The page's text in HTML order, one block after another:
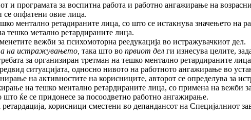
и програмата за воспитна работа и работно ангажирање на
се опфатени овие лица.
ментално ретадираните лица, со што се истакнува значењето на
тешко метално ретардираните лица.
вежби за психомоторна реедукација во истражувачкиот дел.
на истражувањето, така што во првиот дел ги изнесува целите,
за организиран третман на тешко ментално ретардираните
ситуацијата, односно нивото на работното ангажирање во
на активностите на корисниците, авторот се определува за
на тешко ментално ретардираните лица, со примена на вежби
што ќе се придонесе за посоодветно работно ангажирање.
корисници сместени во депандансот на Специјалниот